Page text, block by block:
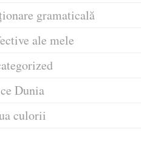
gramaticală
ale mele
Dunia
culorii